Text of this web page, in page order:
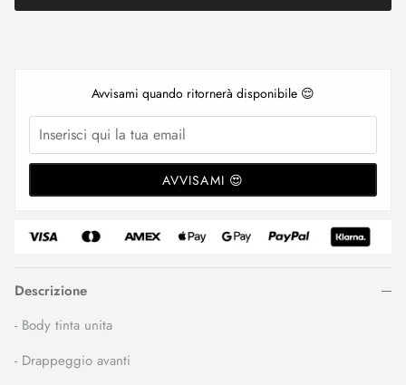
Avvisami quando ritornerà disponibile 😌
AVVISAMI 😍
Descrizione
- Body tinta unita
- Drappeggio avanti